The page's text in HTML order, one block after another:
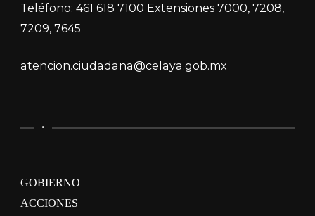
Teléfono: 461 618 7100 Extensiones 7000, 7208,
7209, 7645
atencion.ciudadana@celaya.gob.mx
.
GOBIERNO
ACCIONES